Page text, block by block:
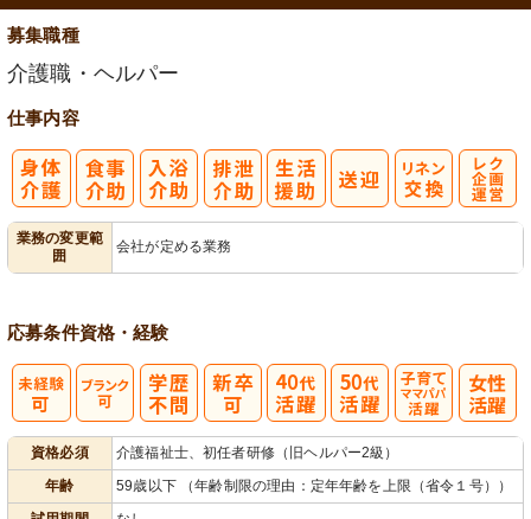
募集職種
介護職・ヘルパー
仕事内容
業務の変更範
囲
会社が定める業務
応募条件資格・経験
資格必須
介護福祉士、初任者研修（旧ヘルパー2級）
年齢
59歳以下 （年齢制限の理由：定年年齢を上限（省令１号））